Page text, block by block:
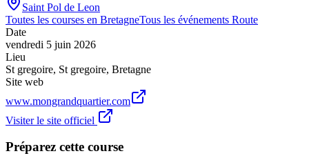
Saint Pol de Leon
Toutes les courses en BretagneTous les événements Route
Date
vendredi 5 juin 2026
Lieu
St gregoire, St gregoire, Bretagne
Site web
www.mongrandquartier.com
Visiter le site officiel
Préparez cette course